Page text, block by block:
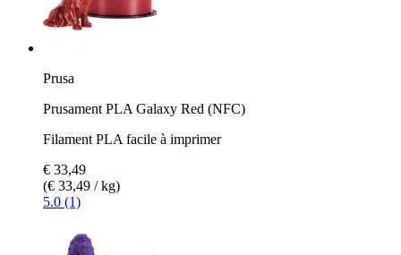
Prusa
Prusament PLA Galaxy Red (NFC)
Filament PLA facile à imprimer
€ 33,49
(€ 33,49 / kg)
5.0 (1)